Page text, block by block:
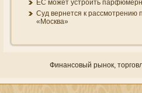
ЕС может устроить
Суд вернется к рассмотрени­ю
«Москва»
Финансовый рынок,